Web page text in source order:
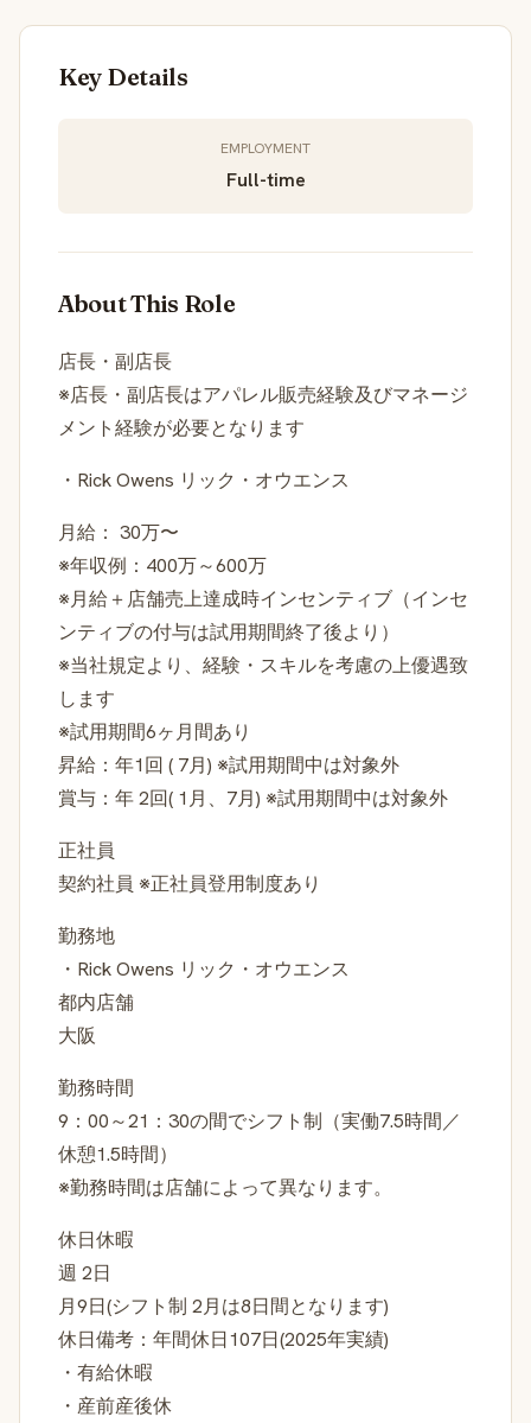
Key Details
EMPLOYMENT
Full-time
About This Role
店長・副店長
※店長・副店長はアパレル販売経験及びマネージ
メント経験が必要となります
・Rick Owens リック・オウエンス
月給： 30万〜
※年収例：400万～600万
※月給＋店舗売上達成時インセンティブ（インセ
ンティブの付与は試用期間終了後より）
※当社規定より、経験・スキルを考慮の上優遇致
します
※試用期間6ヶ月間あり
昇給：年1回 ( 7月) ※試用期間中は対象外
賞与：年 2回( 1月、7月) ※試用期間中は対象外
正社員
契約社員 ※正社員登用制度あり
勤務地
・Rick Owens リック・オウエンス
都内店舗
大阪
勤務時間
9：00～21：30の間でシフト制（実働7.5時間／
休憩1.5時間）
※勤務時間は店舗によって異なります。
休日休暇
週 2日
月9日(シフト制 2月は8日間となります)
休日備考：年間休日107日(2025年実績)
・有給休暇
・産前産後休